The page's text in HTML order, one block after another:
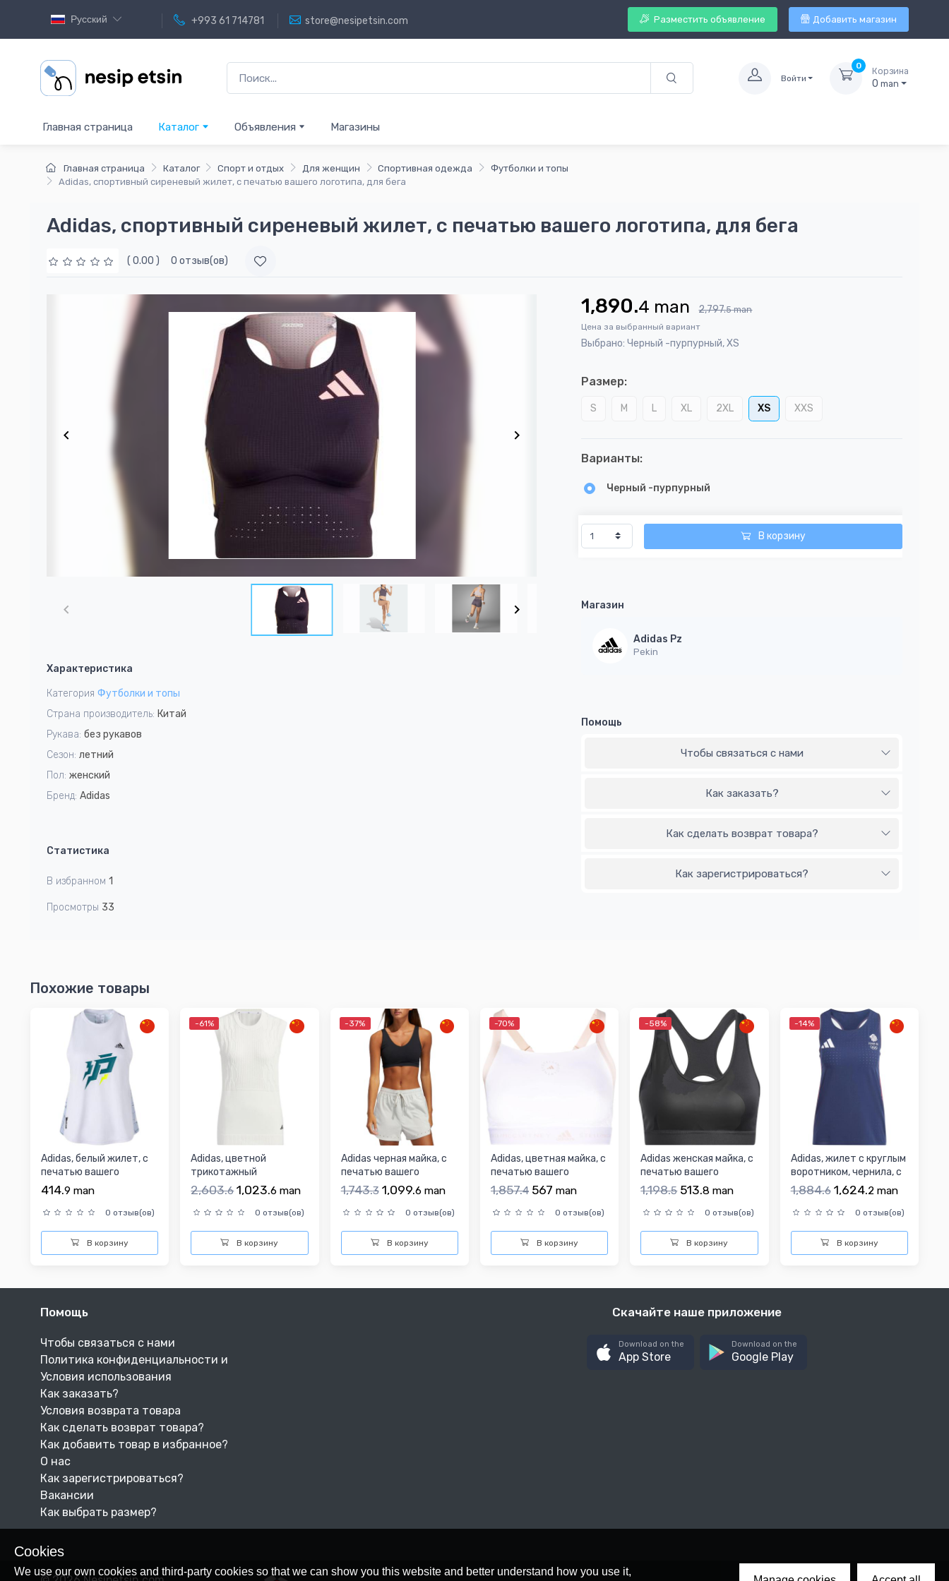
Русский +993 61 714781 store@nesipetsin.com Разместить объявление Добавить магазин
Войти
0
Корзина
0 man
Главная страница Каталог Объявления Магазины
Главная страница Каталог Спорт и отдых Для женщин Спортивная одежда
Футболки и топы
Adidas, спортивный сиреневый жилет, с печатью вашего логотипа, для бега
Adidas, спортивный сиреневый жилет, с печатью вашего логотипа, для бега
( 0.00 ) 0 отзыв(ов)
15
Характеристика
Категория Футболки и топы
Страна производитель: Китай
Рукава: без рукавов
Сезон: летний
Пол: женский
Бренд: Adidas
Статистика
В избранном 1
Просмотры 33
1,890.4 man 2,797.5 man
Цена за выбранный вариант
Выбрано: Черный -пурпурный, XS
Размер:
S M L XL 2XL XS XXS
Варианты:
Черный -пурпурный
В корзину
Магазин
Adidas Pz
Pekin
Помощь
Чтобы связаться с нами
Как заказать?
Как сделать возврат товара?
Как зарегистрироваться?
Похожие товары
Adidas, белый жилет, с
печатью вашего
логотипа, для бега
414.9 man
0 отзыв(ов)
В корзину
-61%
Adidas, цветной
трикотажный
спортивный белый
жилет, с печать...
2,603.6 1,023.6 man
0 отзыв(ов)
В корзину
-37%
Adidas черная майка, с
печатью вашего
логотипа
1,743.3 1,099.6 man
0 отзыв(ов)
В корзину
-70%
Adidas, цветная майка, с
печатью вашего
логотипа
1,857.4 567 man
0 отзыв(ов)
В корзину
-58%
Adidas женская майка, с
печатью вашего
логотипа
1,198.5 513.8 man
0 отзыв(ов)
В корзину
-14%
Adidas, жилет с круглым
воротником, чернила, с
печатью вашег...
1,884.6 1,624.2 man
0 отзыв(ов)
В корзину
Cookies
We use our own cookies and third-party cookies so that we can show you this website and better understand how you use it,
Помощь
Чтобы связаться с нами
Политика конфиденциальности и
Условия использования
Как заказать?
Условия возврата товара
Как сделать возврат товара?
Как добавить товар в избранное?
О нас
Как зарегистрироваться?
Вакансии
Как выбрать размер?
Скачайте наше приложение
Download on the
App Store
Download on the
Google Play